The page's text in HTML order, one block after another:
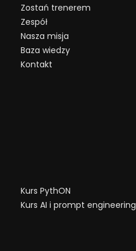
Zostań trenerem
Zespół
Nasza misja
Baza wiedzy
Kontakt
Kurs PythON
Kurs AI i prompt engineering